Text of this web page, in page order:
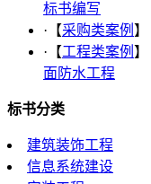
标书编写
·【采购类案例 】
·【工程类案例 】
面防水工程
标书分类
建筑装饰工程
信息系统建设